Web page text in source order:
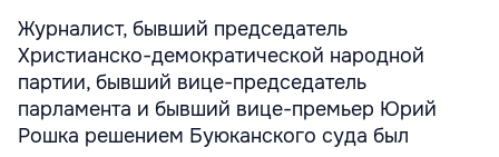
Журналист, бывший председатель
Христианско-демократической народной
партии, бывший вице-председатель
парламента и бывший вице-премьер Юрий
Рошка решением Буюканского суда был